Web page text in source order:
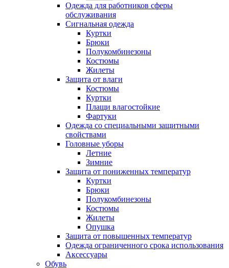
Одежда для работников сферы
обслуживания
Сигнальная одежда
Куртки
Брюки
Полукомбинезоны
Костюмы
Жилеты
Защита от влаги
Костюмы
Куртки
Плащи влагостойкие
Фартуки
Одежда со специальными защитными
свойствами
Головные уборы
Летние
Зимние
Защита от пониженных температур
Куртки
Брюки
Полукомбинезоны
Костюмы
Жилеты
Опушка
Защита от повышенных температур
Одежда ограниченного срока использования
Аксессуары
Обувь